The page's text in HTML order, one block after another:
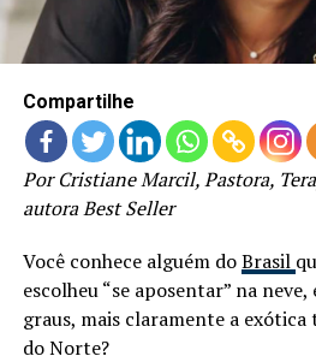
Compartilhe
Por Cristiane Marcil, Pastora,
autora Best Seller
Você conhece alguém doBrasil
escolheu “se aposentar” na
graus, mais claramente a
do Norte?